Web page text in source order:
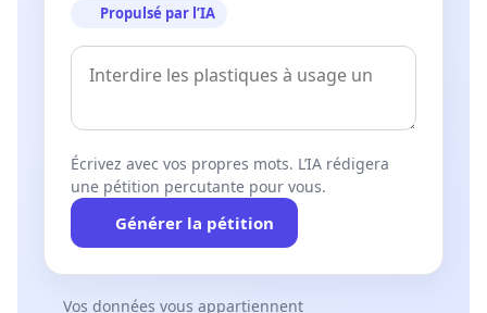
Propulsé par l’IA
Écrivez avec vos propres mots. L’IA rédigera
une pétition percutante pour vous.
Générer la pétition
Vos données vous appartiennent